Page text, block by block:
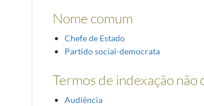
Nome comum
Chefe de Estado
Partido social-democrata
Termos de indexação não
Audiência